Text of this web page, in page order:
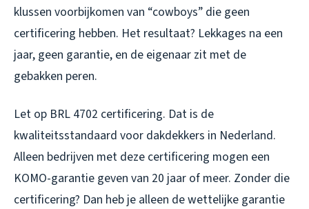
klussen voorbijkomen van “cowboys” die geen
certificering hebben. Het resultaat? Lekkages na een
jaar, geen garantie, en de eigenaar zit met de
gebakken peren.
Let op BRL 4702 certificering. Dat is de
kwaliteitsstandaard voor dakdekkers in Nederland.
Alleen bedrijven met deze certificering mogen een
KOMO-garantie geven van 20 jaar of meer. Zonder die
certificering? Dan heb je alleen de wettelijke garantie